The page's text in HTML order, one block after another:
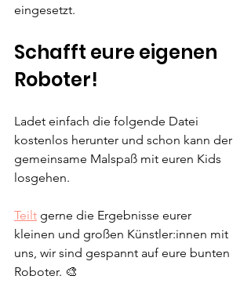
eingesetzt.
Schafft eure eigenen
Roboter!
Ladet einfach die folgende Datei
kostenlos herunter und schon kann der
gemeinsame Malspaß mit euren Kids
losgehen.
Teilt gerne die Ergebnisse eurer
kleinen und großen Künstler:innen mit
uns, wir sind gespannt auf eure bunten
Roboter. 🎨